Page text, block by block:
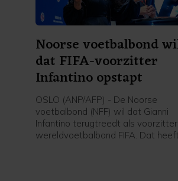
Noorse voetbalbond
dat FIFA-voorzitter
Infantino opstapt
OSLO (ANP/AFP) - De Noorse
voetbalbond (NFF) wil dat Gianni
Infantino terugtreedt als
wereldvoetbalbond FIFA. Dat heeft